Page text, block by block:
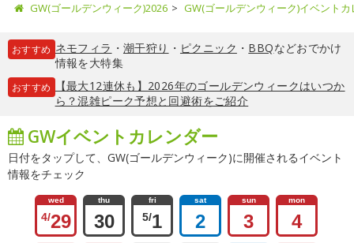
GW(ゴールデンウィーク)2026 GW(ゴールデンウィーク)イベント
おすすめ ネモフィラ ・ 潮干狩り ・ ピクニック ・ BBQなどおでかけ
情報を大特集
おすすめ
【最大12連休も】2026年のゴールデンウィークはいつか
ら？混雑ピーク予想と回避術をご紹介
GWイベントカレンダー
日付をタップして、GW(ゴールデンウィーク)に開催されるイベント
情報をチェック
wed
4/29
thu
30
fri
5/1
sat
2
sun
3
mon
4